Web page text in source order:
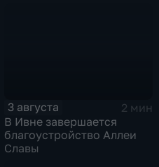
3 августа
2 мин
В Ивне завершается
благоустройство Аллеи
Славы